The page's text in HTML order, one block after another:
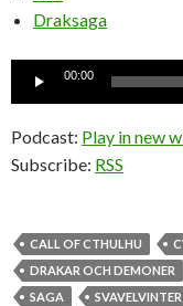
Draksaga
Ljudspelare
00:00
Podcast: Play in new
Subscribe: RSS
CALL OF CTHULHU
DRAKAR OCH DEMONER
SAGA
SVAVELVINTER